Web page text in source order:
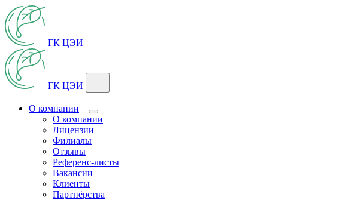
ГК ЦЭИ
ГК ЦЭИ
О компании
О компании
Лицензии
Филиалы
Отзывы
Референс-листы
Вакансии
Клиенты
Партнёрства